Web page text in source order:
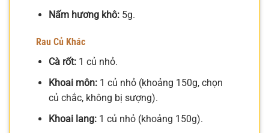
Nấm hương khô:5g.
Rau Củ Khác
Cà rốt:1 củ nhỏ.
Khoai môn:1 củ nhỏ (khoảng 150g, chọn
củ chắc, không bị sượng).
Khoai lang:1 củ nhỏ (khoảng 150g).